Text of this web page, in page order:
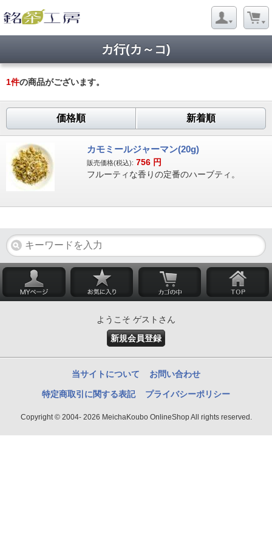
カ行(カ～コ)
1件の商品がございます。
価格順 新着順
カモミールジャーマン(20g)
販売価格(税込): 756 円
フルーティな香りの定番のハーブティ。
ようこそ ゲストさん
新規会員登録
当サイトについて お問い合わせ
特定商取引に関する表記 プライバシーポリシー
Copyright © 2004- 2026 MeichaKoubo OnlineShop All rights reserved.